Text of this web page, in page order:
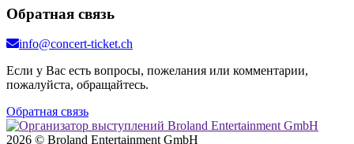
Обратная связь
info@concert-ticket.ch
Если у Вас есть вопросы, пожелания или комментарии,
пожалуйста, обращайтесь.
Обратная связь
2026 © Broland Entertainment GmbH